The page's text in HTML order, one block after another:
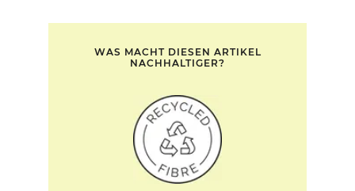
WAS MACHT DIESEN ARTIKEL
NACHHALTIGER?